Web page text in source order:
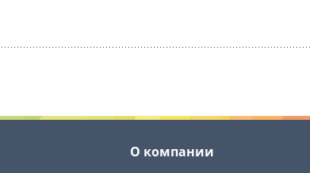
О компании